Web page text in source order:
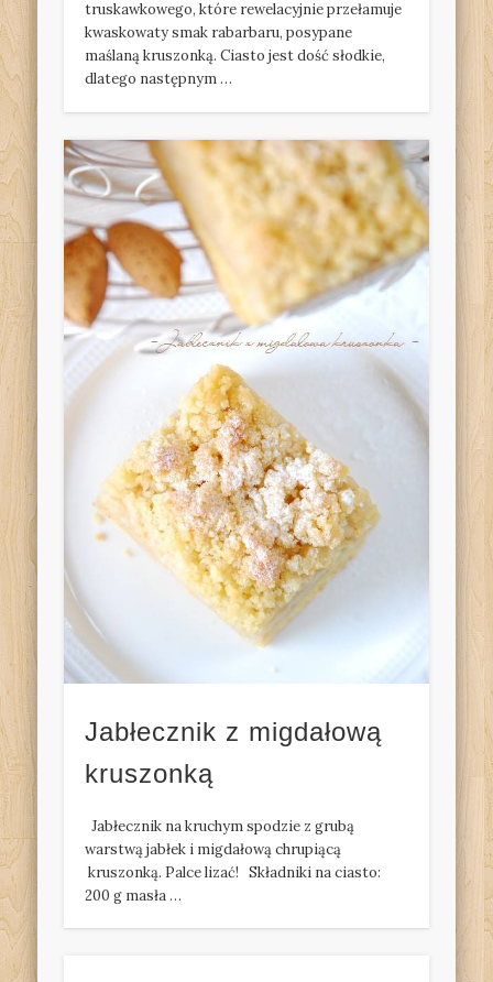
truskawkowego, które rewelacyjnie przełamuje
kwaskowaty smak rabarbaru, posypane
maślaną kruszonką. Ciasto jest dość słodkie,
dlatego następnym …
Jabłecznik z migdałową
kruszonką
Jabłecznik na kruchym spodzie z grubą
warstwą jabłek i migdałową chrupiącą
kruszonką. Palce lizać! Składniki na ciasto:
200 g masła …